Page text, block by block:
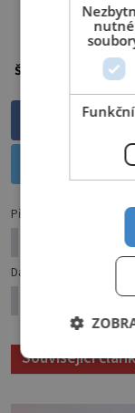
Štítky: Dovolená
Předchozí článek
Vezměte to od
Další článek
Zentangle:
Související
nutné